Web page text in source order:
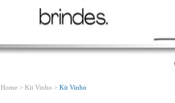
Home > Kit Vinho > Kit Vinho